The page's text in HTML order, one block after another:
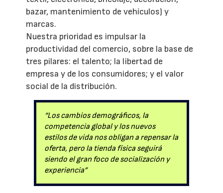
bazar, mantenimiento de vehículos) y
marcas.
Nuestra prioridad es impulsar la
productividad del comercio, sobre la base de
tres pilares: el talento; la libertad de
empresa y de los consumidores; y el valor
social de la distribución.
“Los cambios demográficos, la
competencia global y los nuevos
estilos de vida nos obligan a repensar la
oferta, pero la tienda física seguirá
siendo el gran foco de socialización y
experiencia”